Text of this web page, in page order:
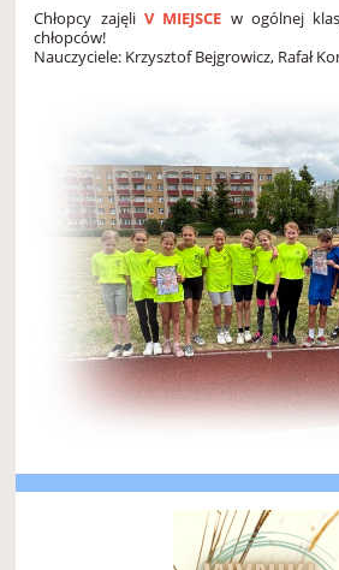
Chłopcy zajęli V MIEJSCE w ogólnej
chłopców!
Nauczyciele: Krzysztof Bejgrowicz, Rafał